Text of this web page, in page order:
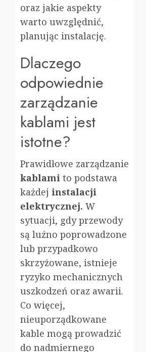
oraz jakie aspekty
warto uwzględnić,
planując instalację.
Dlaczego
odpowiednie
zarządzanie
kablami jest
istotne?
Prawidłowe zarządzanie
kablami to podstawa
każdej instalacji
elektrycznej. W
sytuacji, gdy przewody
są luźno poprowadzone
lub przypadkowo
skrzyżowane, istnieje
ryzyko mechanicznych
uszkodzeń oraz awarii.
Co więcej,
nieuporządkowane
kable mogą prowadzić
do nadmiernego